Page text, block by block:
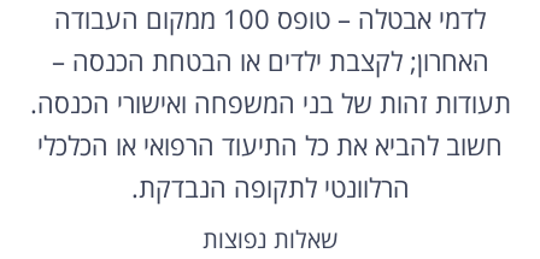
האחרון; לקצבת ילדים או הבטחת הכנסה –
תעודות זהות של בני המשפחה ואישורי הכנסה.
חשוב להביא את כל התיעוד הרפואי או הכלכלי
הרלוונטי לתקופה הנבדקת.
שאלות נפוצות